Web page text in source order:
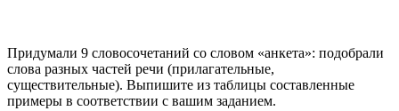
Придумали 9 словосочетаний со словом «анкета»: подобрали
слова разных частей речи (прилагательные,
существительные). Выпишите из таблицы составленные
примеры в соответствии с вашим заданием.